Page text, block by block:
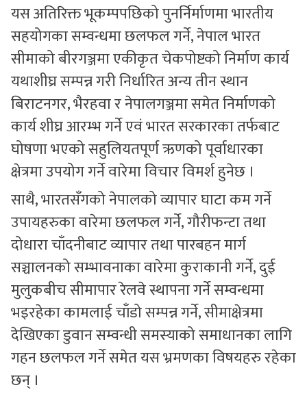
यस अतिरिक्त भूकम्पपछिको पुनर्निर्माणमा भारतीय
सहयोगका सम्वन्धमा छलफल गर्ने, नेपाल भारत
सीमाको बीरगञ्जमा एकीकृत चेकपोष्टको निर्माण कार्य
यथाशीघ्र सम्पन्न गरी निर्धारित अन्य तीन स्थान
बिराटनगर, भैरहवा र नेपालगञ्जमा समेत निर्माणको
कार्य शीघ्र आरम्भ गर्ने एवं भारत सरकारका तर्फबाट
घोषणा भएको सहुलियतपूर्ण ऋणको पूर्वाधारका
क्षेत्रमा उपयोग गर्ने वारेमा विचार विमर्श हुनेछ ।
साथै, भारतसँगको नेपालको व्यापार घाटा कम गर्ने
उपायहरुका वारेमा छलफल गर्ने, गौरीफन्टा तथा
दोधारा चाँदनीबाट व्यापार तथा पारबहन मार्ग
सञ्चालनको सम्भावनाका वारेमा कुराकानी गर्ने, दुई
मुलुकबीच सीमापार रेलवे स्थापना गर्ने सम्वन्धमा
भइरहेका कामलाई चाँडो सम्पन्न गर्ने, सीमाक्षेत्रमा
देखिएका डुवान सम्वन्धी समस्याको समाधानका लागि
गहन छलफल गर्ने समेत यस भ्रमणका विषयहरु रहेका
छन् ।